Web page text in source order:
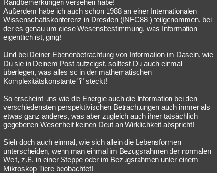
Randbemerkungen versehen habe!
Außerdem habe ich auch schon 1988 an einer Internationalen
Wissenschaftskonferenz in Dresden (INFO88 ) teilgenommen, bei
der es genau um diese Wesensbestimmung, was Information
eigentlich ist, ging!
Und bei Deiner Ebenenbetrachtung von Information im Dasein, wie
Du sie in Deinem Post aufzeigst, solltest Du auch einmal
überlegen, was alles so in der mathematischen
Komplexitätskonstante "i" steckt!
So erscheint uns wie die Energie auch die Information bei den
verschiedensten perspektivischen Betrachtungen auch immer als
etwas ganz anderes, was aber zugleich auch ihrer tatsächlich
gegebenen Wesenheit keinen Deut an Wirklichkeit abspricht!
Sieh doch auch einmal, wie sich allein die Lebensformen
unterscheiden, wenn man einmal im Bezugsrahmen der normalen
Welt, z.B. in einer Steppe oder im Bezugsrahmen unter einem
Mikroskop Tiere beobachtet!